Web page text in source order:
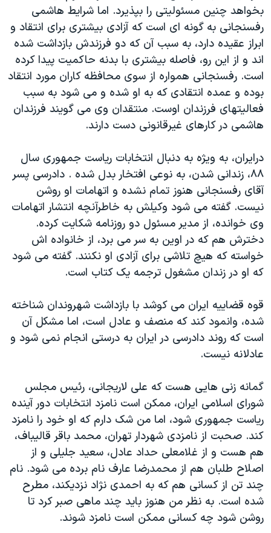
بخواهد چنین مسئولیتی را بپذیرد. اما شرایط هاشمی
رفسنجانی به گونه ای است که آزادی بیشتری برای انتقاد و
ابراز عقیده دارد، به سبب آن که دو فرزندش بازداشت شده
اند و از این رو، فاصله بیشتری با بدنه حاکمیت پیدا کرده
است. رفسنجانی همواره از سوی محافظه کاران مورد انتقاد
بوده و عمده انتقادی که به او شده و می شود به سبب
فعالیتهای فرزندان اوست. منتقدان وی می گویند فرزندان
هاشمی در کارهای غیرقانونی دست دارند.
درایران، به ویژه به دنبال انتخابات ریاست جمهوری سال
۸۸،‌ زندانی شدن، به نوعی افتخار بدل شده . دادرسی پسر
آقای رفسنجانی هنوز تمام نشده و اتهامات او روشن
نیست. گفته می شود وکیلش به خاطرآنچه انتشار اتهامات
وی خوانده، از مدیر مسئول دو روزنامه شکایت کرده.
دخترش هم که در اوین به سر می برد، از خانواده اش
خواسته که هیچ تلاشی برای آزادی او نکنند. گفته می شود
که او در زندان مشغول ترجمه یک کتاب است.
قوه قضاییه ایران می کوشد با بازداشت شهروندان شناخته
شده، وانمود کند که منصف و عادل است، اما مشکل آن
است که روند دادرسی در ایران به درستی انجام نمی شود و
عادلانه نیست.
گمانه زنی هایی هست که علی لاریجانی،‌ رئیس مجلس
شورای اسلامی ایران، ممکن است نامزد انتخابات دور آینده
ریاست جمهوری شود،‌ اما من شک دارم که او خود را نامزد
کند. صحبت از نامزدی شهردار تهران، محمد باقر قالیباف،
هم هست و از غلامعلی حداد عادل، سعید جلیلی و از
اصلاح طلبان هم از محمدرضا عارف نام برده می شود. نام
چند تن از کسانی هم که به احمدی نژاد نزدیکند،‌ مطرح
شده است. به نظر من هنوز باید چند ماهی صبر کرد تا
روشن شود چه کسانی ممکن است نامزد شوند.